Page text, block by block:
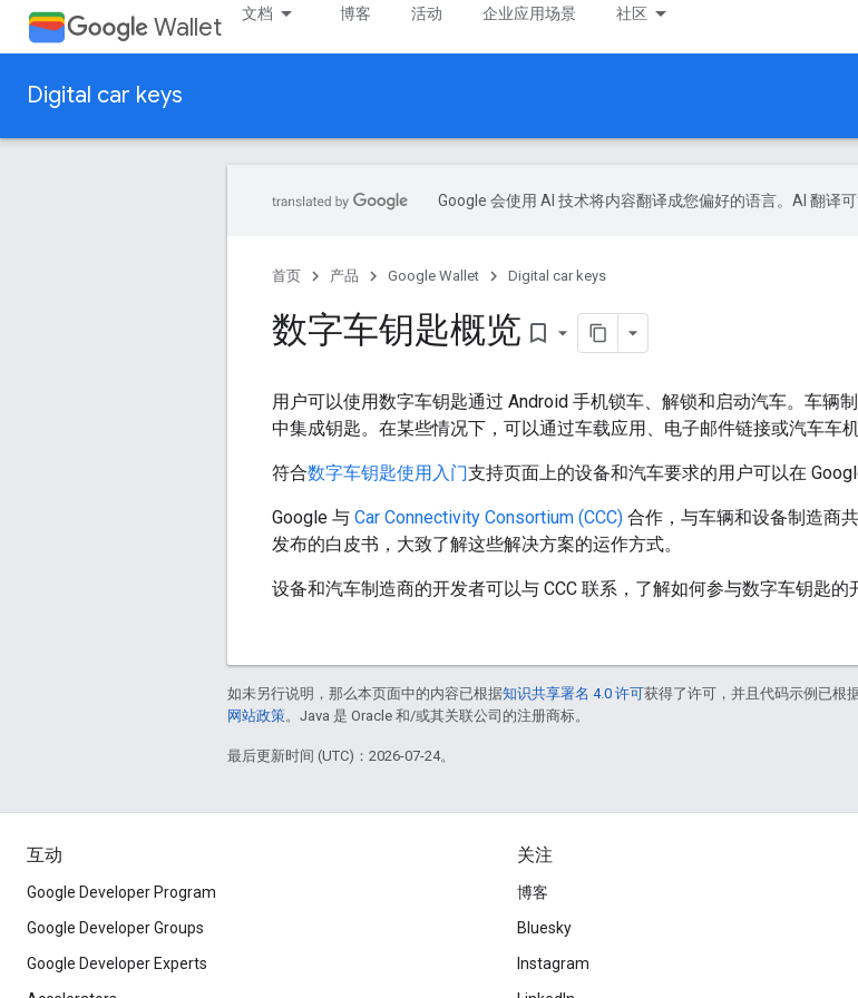
Wallet 文档 博客 活动 企业应用场景 社区
Digital car keys
Google 会使用 AI 技术将内容翻译成您偏好的语言。AI 翻译可
首页 产品 Google Wallet Digital car keys
数字车钥匙概览 bookmark_border
用户可以使用数字车钥匙通过 Android 手机锁车、解锁和启动汽车。车辆
中集成钥匙。在某些情况下，可以通过车载应用、电子邮件链接或汽车车机
符合数字车钥匙使用入门支持页面上的设备和汽车要求的用户可以在
Google 与 Car Connectivity Consortium (CCC) 合作，与车辆和设备制造商
发布的白皮书，大致了解这些解决方案的运作方式。
设备和汽车制造商的开发者可以与 CCC 联系，了解如何参与数字车钥匙的
如未另行说明，那么本页面中的内容已根据知识共享署名 4.0 许可获得了许可，并且代码示例已根
网站政策。Java 是 Oracle 和/或其关联公司的注册商标。
最后更新时间 (UTC)：2026-07-24。
互动
Google Developer Program
Google Developer Groups
Google Developer Experts
关注
博客
Bluesky
Instagram